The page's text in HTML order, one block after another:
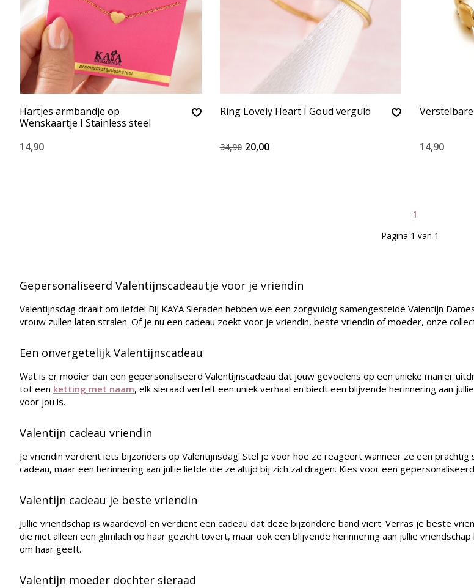
Hartjes armbandje op
Wenskaartje I Stainless steel
14,90
Ring Lovely Heart I Goud verguld
34,90 20,00 14,90
1
Pagina 1 van 1
Gepersonaliseerd Valentijnscadeautje voor je vriendin
Valentijnsdag draait om liefde! Bij KAYA Sieraden hebben we een zorgvuldig samengestelde Valentijn
vrouw zullen laten stralen. Of je nu een cadeau zoekt voor je vriendin, beste vriendin of moeder, onze
Een onvergetelijk Valentijnscadeau
Wat is er mooier dan een gepersonaliseerd Valentijnscadeau dat jouw gevoelens op een unieke manier
tot een ketting met naam, elk sieraad vertelt een uniek verhaal en biedt een blijvende herinnering aan
voor jou is.
Valentijn cadeau vriendin
Je vriendin verdient iets bijzonders op Valentijnsdag. Stel je voor hoe ze reageert wanneer ze een
cadeau, maar een herinnering aan jullie liefde die ze altijd bij zich zal dragen. Kies voor een
Valentijn cadeau je beste vriendin
Jullie vriendschap is waardevol en verdient een cadeau dat deze bijzondere band viert. Verras je beste
die niet alleen een glimlach op haar gezicht tovert, maar ook een blijvende herinnering aan jullie
om haar geeft.
Valentijn moeder dochter sieraad